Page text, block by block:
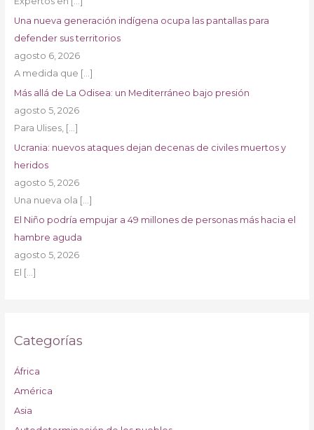
Una nueva generación indígena ocupa las pantallas para
defender sus territorios
agosto 6, 2026
A medida que […]
Más allá de La Odisea: un Mediterráneo bajo presión
agosto 5, 2026
Para Ulises, […]
Ucrania: nuevos ataques dejan decenas de civiles muertos y
heridos
agosto 5, 2026
Una nueva ola […]
El Niño podría empujar a 49 millones de personas más hacia el
hambre aguda
agosto 5, 2026
El […]
Categorías
África
América
Asia